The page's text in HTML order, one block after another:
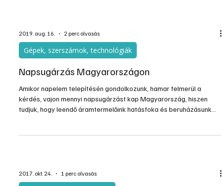
2019. aug. 16. 2 perc olvasás
Gépek, szerszámok, technológiák
Napsugárzás Magyarországon
Amikor napelem telepítésén gondolkozunk, hamar felmerül a
kérdés, vajon mennyi napsugárzást kap Magyarország, hiszen
tudjuk, hogy leendő áramtermelőink hatásfoka és beruházásunk
2017. okt. 24. 1 perc olvasás